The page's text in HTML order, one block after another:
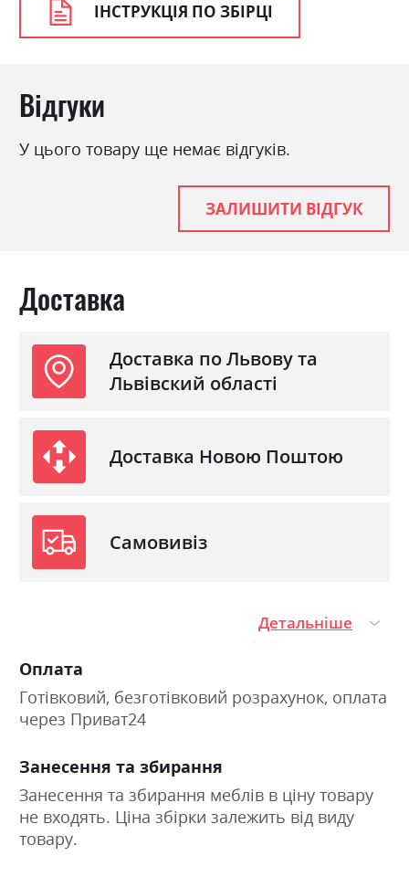
Стиль
класика, мінімалізм,
модерн, ретро
ІНСТРУКЦІЯ ПО ЗБІРЦІ
Відгуки
У цього товару ще немає відгуків.
ЗАЛИШИТИ ВІДГУК
Доставка
Доставка по Львову та
Львівский області
Доставка Новою Поштою
Самовивіз
Детальніше
Оплата
Готівковий, безготівковий розрахунок, оплата
через Приват24
Занесення та збирання
Занесення та збирання меблів в ціну товару
не входять. Ціна збірки залежить від виду
товару.